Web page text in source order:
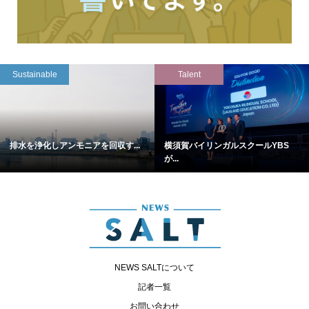
Sustainable
排水を浄化しアンモニアを回収す...
Talent
横須賀バイリンガルスクールYBS
が...
NEWS SALTについて
記者一覧
お問い合わせ